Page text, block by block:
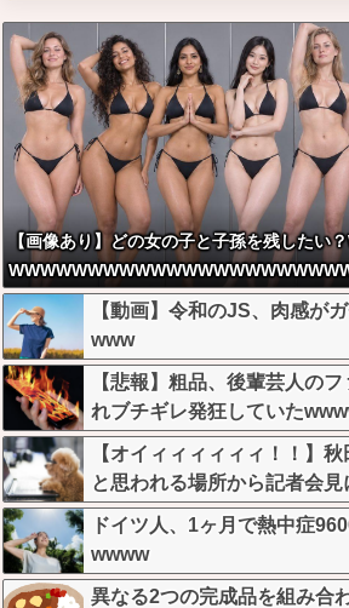
【画像あり】どの女の子と子孫を残したい
WWWWWWWWWWWWWWWW
【動画】令和のJS、肉感が
www
【悲報】粗品、後輩芸人の
れブチギレ発狂していた
【オイィィィィィィ！！】
と思われる場所から記者会
結果w w w w w w w w
ドイツ人、1ヶ月で熱中症
wwww
異なる2つの完成品を組み合